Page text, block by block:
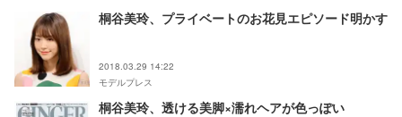
桐谷美玲、プライベートのお花見エピソード明かす
2018.03.29 14:22
モデルプレス
桐谷美玲、透ける美脚×濡れヘアが色っぽい